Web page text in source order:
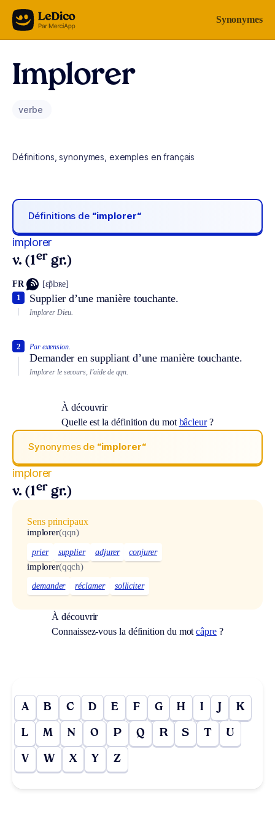
Aller au contenu Synonymes
Implorer
verbe
Définitions, synonymes, exemples en français
Définitions de “implorer“
implorer
v. (1er gr.)
FR [ɛ̃plɔʀe]
Supplier d’une manière touchante.
1
Implorer Dieu.
Par extension.
Demander en suppliant d’une manière touchante.
2
Implorer le secours, l’aide de qqn.
À découvrir
Quelle est la définition du mot bâcleur?
Synonymes de “implorer“
implorer
v. (1er gr.)
Sens principaux
implorer(qqn)
prier supplier adjurer conjurer
implorer(qqch)
demander réclamer solliciter
À découvrir
Connaissez-vous la définition du motcâpre?
A B C D E F G H I J K
L M N O P Q R S T U
V W X Y Z